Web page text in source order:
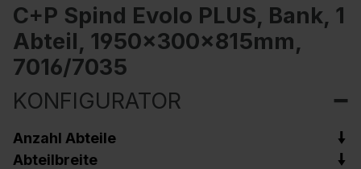
C+P Spind Evolo PLUS, Bank, 1
Abteil, 1950x300x815mm,
7016/7035
KONFIGURATOR
Anzahl Abteile
Abteilbreite